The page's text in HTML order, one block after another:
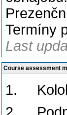
Termíny
Last
Course assessment
1.